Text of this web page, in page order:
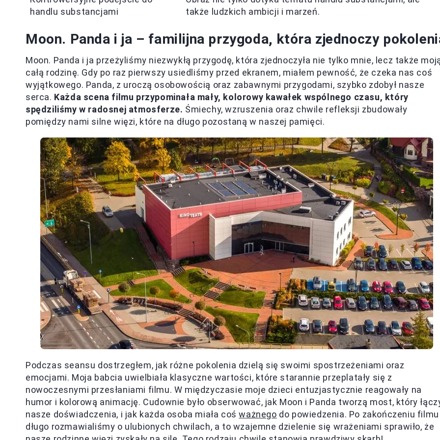
handlu substancjami
także ludzkich ambicji i marzeń.
Moon. Panda i ja – familijna przygoda, która zjednoczy
Moon. Panda i ja przeżyliśmy niezwykłą przygodę, która zjednoczyła nie tylko mnie, lecz także
całą rodzinę. Gdy po raz pierwszy usiedliśmy przed ekranem, miałem pewność, że czeka nas coś
wyjątkowego. Panda, z uroczą osobowością oraz zabawnymi przygodami, szybko zdobył nasze
serca. Każda scena filmu przypominała mały, kolorowy kawałek wspólnego czasu, który
spędziliśmy w radosnej atmosferze. Śmiechy, wzruszenia oraz chwile refleksji zbudowały
pomiędzy nami silne więzi, które na długo pozostaną w naszej pamięci.
Podczas seansu dostrzegłem, jak różne pokolenia dzielą się swoimi spostrzeżeniami oraz
emocjami. Moja babcia uwielbiała klasyczne wartości, które starannie przeplatały się z
nowoczesnymi przesłaniami filmu. W międzyczasie moje dzieci entuzjastycznie reagowały na
humor i kolorową animację. Cudownie było obserwować, jak Moon i Panda tworzą most, który
nasze doświadczenia, i jak każda osoba miała cośważnego do powiedzenia. Po zakończeniu filmu
długo rozmawialiśmy o ulubionych chwilach, a to wzajemne dzielenie się wrażeniami sprawiło, że